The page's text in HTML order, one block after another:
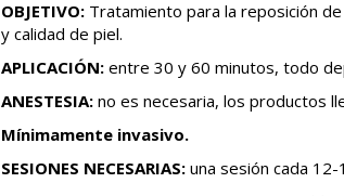
OBJETIVO: Tratamiento para la reposición
y calidad de piel.
APLICACIÓN: entre 30 y 60 minutos, todo
ANESTESIA: no es necesaria, los productos
Mínimamente invasivo.
SESIONES NECESARIAS: una sesión cada